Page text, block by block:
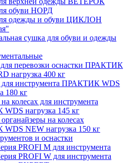
обуви НОРД
одежды и обуви ЦИКЛОН
сушка для обуви и одежды
перевозки оснастки ПРАКТИК
нагрузка 400 кг
для инструмента ПРАКТИК WDS
180 кг
колесах для инструмента
нагрузка 145 кг
на колесах
NEW нагрузка 150 кг
и оснастки
PROFI M для инструмента
PROFI W для инструмента